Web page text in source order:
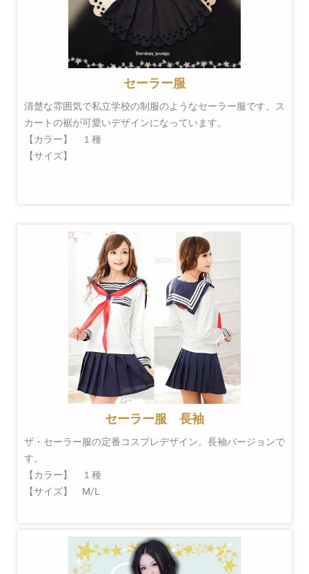
セーラー服
清楚な雰囲気で私立学校の制服のようなセーラー服です。ス
カートの裾が可愛いデザインになっています。
【カラー】 １種
【サイズ】
セーラー服 長袖
ザ・セーラー服の定番コスプレデザイン。長袖バージョンで
す。
【カラー】 １種
【サイズ】 M/L